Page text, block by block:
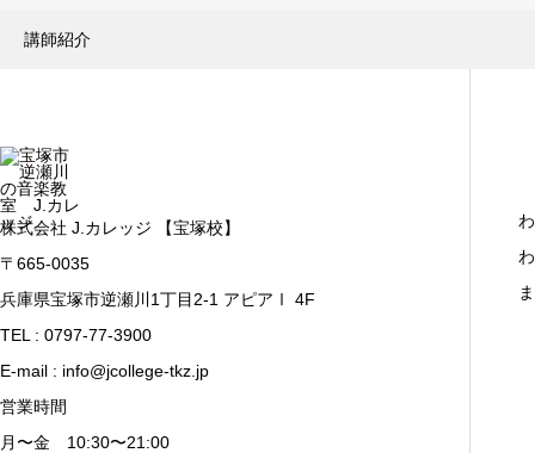
講師紹介
株式会社 J.カレッジ 【宝塚校】
〒665-0035
兵庫県宝塚市逆瀬川1丁目2-1 アピアⅠ 4F
TEL : 0797-77-3900
E-mail : info@jcollege-tkz.jp
営業時間
月〜金 10:30〜21:00